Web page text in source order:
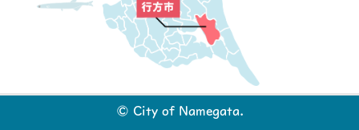
© City of Namegata.